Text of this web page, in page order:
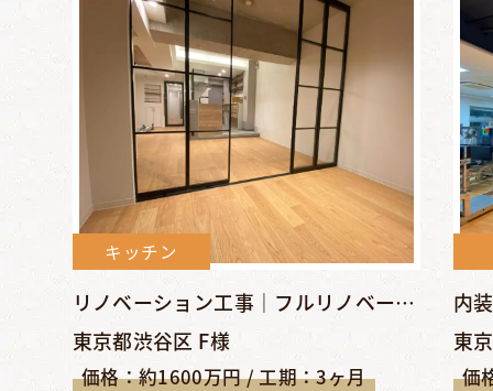
キッチン
リノベーション工事｜フルリノベーションでシンプル＆クールな空...
東京都渋谷区 F様
価格：約1600万円 / 工期：3ヶ月
東
価